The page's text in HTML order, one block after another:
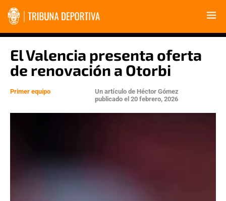
El Valencia presenta oferta
de renovación a Otorbi
Primer equipo Un artículo de Héctor Gómez
publicado el 20 febrero, 2026